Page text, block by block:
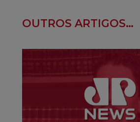
OUTROS ARTIGOS…